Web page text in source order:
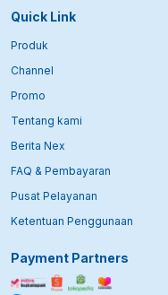
Quick Link
Produk
Channel
Promo
Tentang kami
Berita Nex
FAQ & Pembayaran
Pusat Pelayanan
Ketentuan Penggunaan
Payment Partners